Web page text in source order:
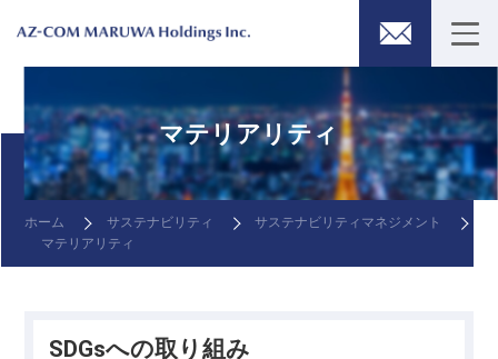
マテリアリティ
ホーム サステナビリティ
サステナビリティマネジメント
マテリアリティ
SDGsへの取り組み